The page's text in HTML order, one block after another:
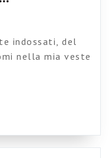
indossati, del
nella mia veste
se la